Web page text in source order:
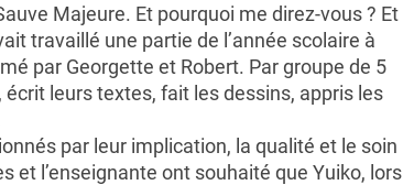
Majeure. Et pourquoi me direz-vous ? Et
travaillé une partie de l’année scolaire à
par Georgette et Robert. Par groupe de 5
leurs textes, fait les dessins, appris les
par leur implication, la qualité et le soin
et l’enseignante ont souhaité que Yuiko, lors